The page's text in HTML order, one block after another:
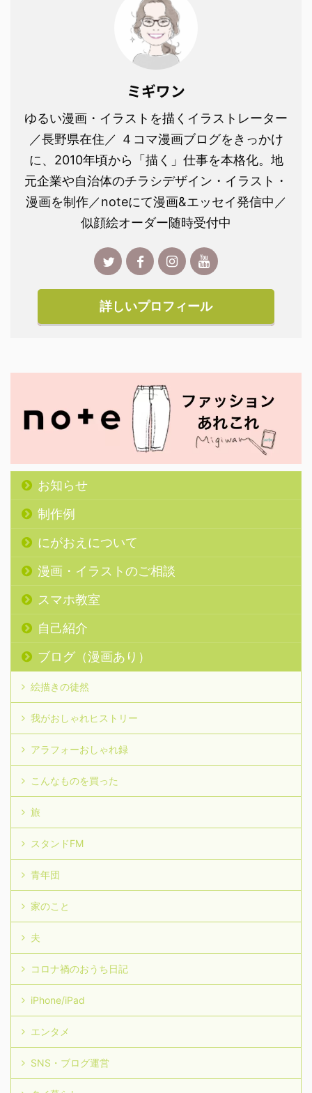
ミギワン
ゆるい漫画・イラストを描くイラストレーター
／長野県在住／ ４コマ漫画ブログをきっかけ
に、2010年頃から「描く」仕事を本格化。地
元企業や自治体のチラシデザイン・イラスト・
漫画を制作／noteにて漫画&エッセイ発信中／
似顔絵オーダー随時受付中
詳しいプロフィール
お知らせ
制作例
にがおえについて
漫画・イラストのご相談
スマホ教室
自己紹介
ブログ（漫画あり）
絵描きの徒然
我がおしゃれヒストリー
アラフォーおしゃれ録
こんなものを買った
旅
スタンドFM
青年団
家のこと
夫
コロナ禍のおうち日記
iPhone/iPad
エンタメ
SNS・ブログ運営